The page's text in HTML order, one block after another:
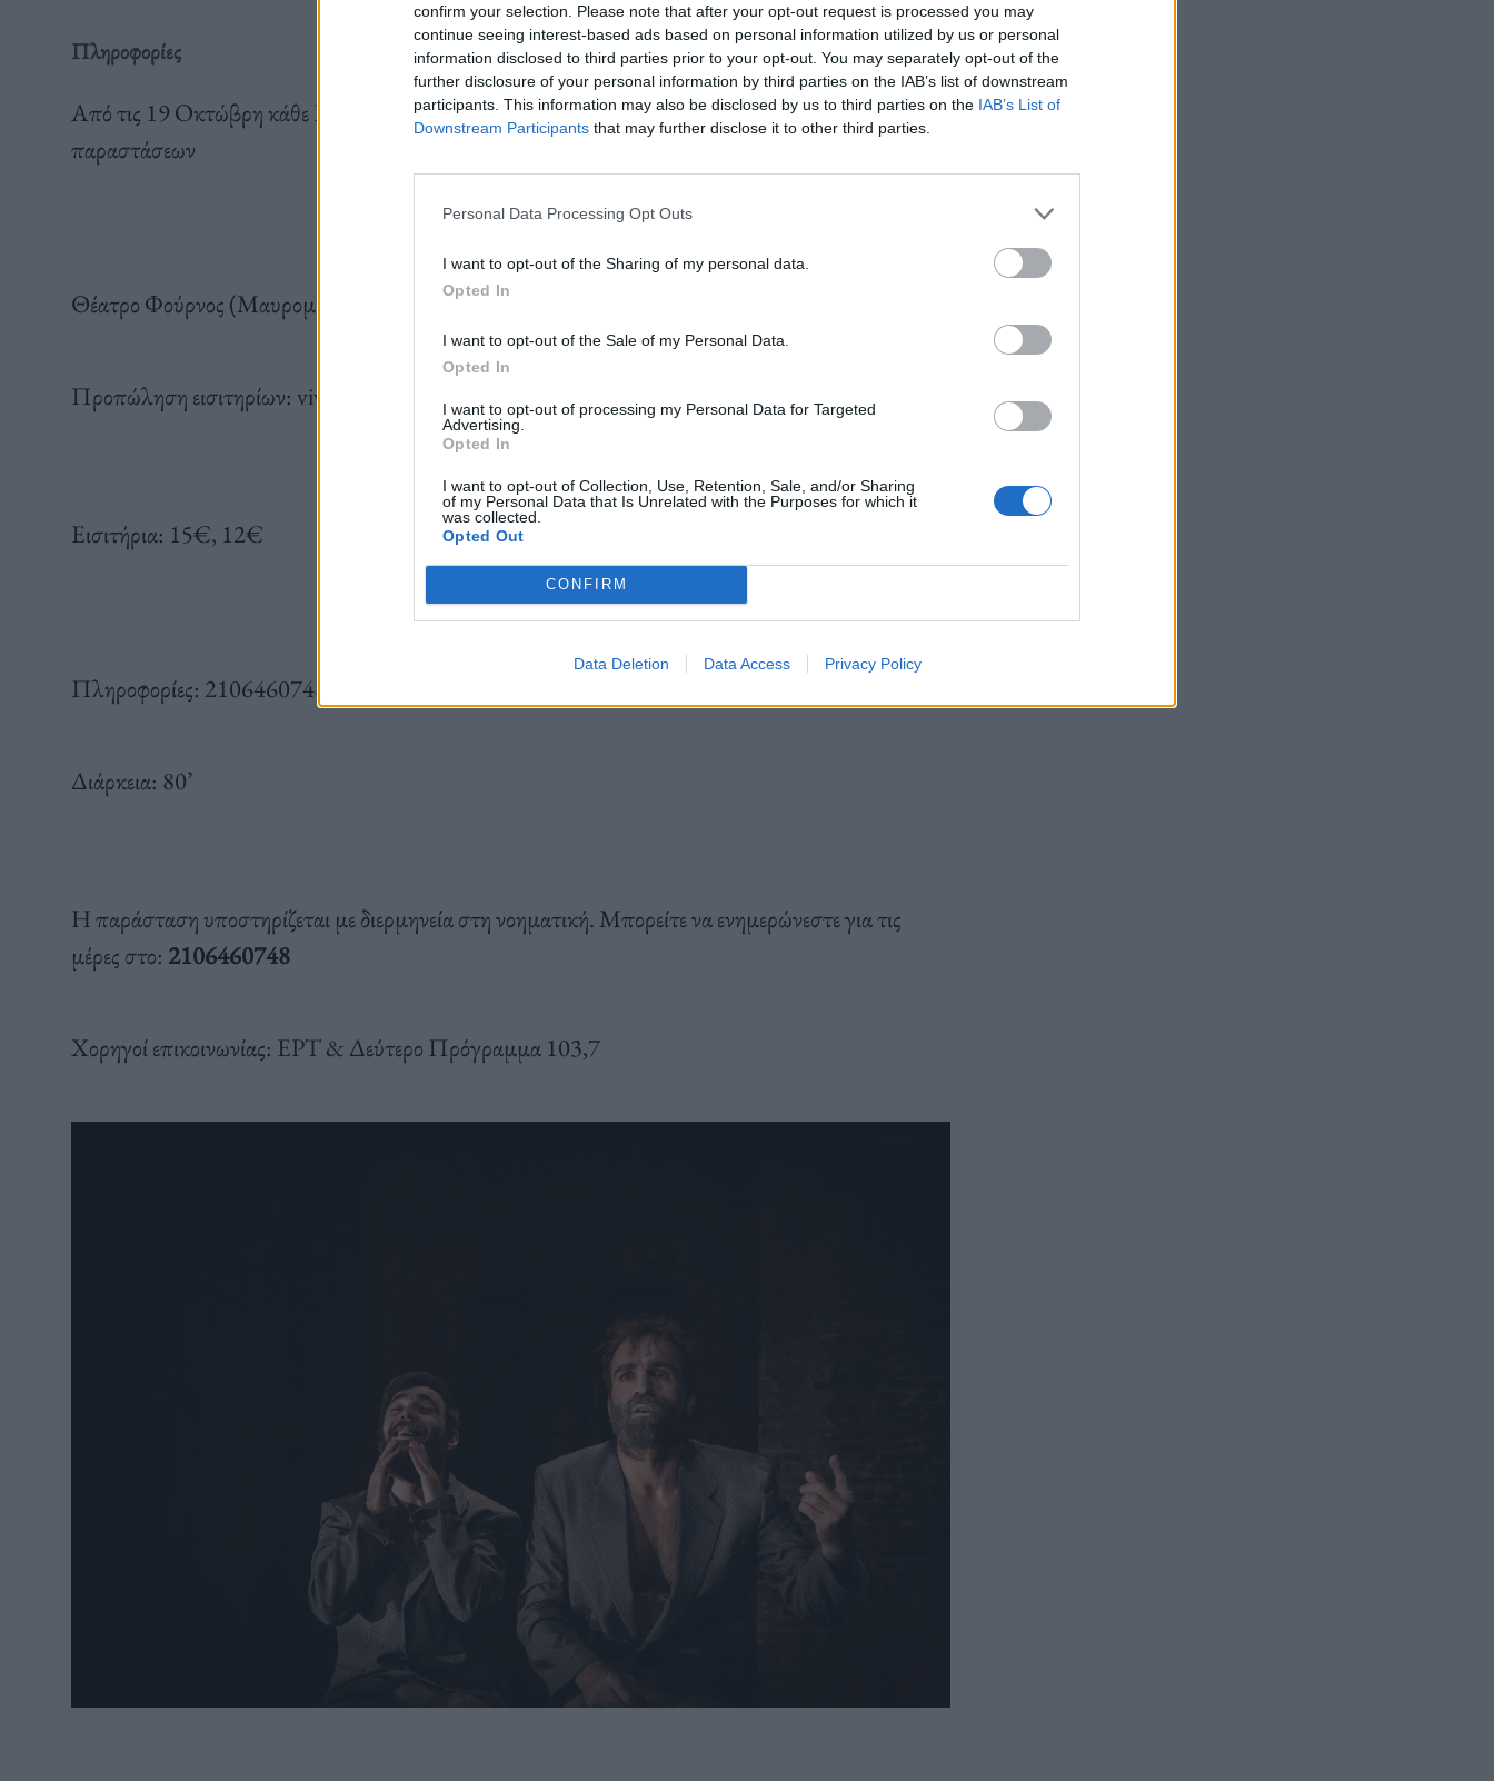
confirm your selection. Please note that after your opt-out request is processed you may
continue seeing interest-based ads based on personal information utilized by us or personal
information disclosed to third parties prior to your opt-out. You may separately opt-out of the
further disclosure of your personal information by third parties on the IAB’s list of downstream
participants. This information may also be disclosed by us to third parties on the IAB’s List of
Downstream Participants that may further disclose it to other third parties.
Personal Data Processing Opt Outs
I want to opt-out of the Sharing of my personal data.
Opted In
I want to opt-out of the Sale of my Personal Data.
Opted In
I want to opt-out of processing my Personal Data for Targeted
Advertising.
Opted In
I want to opt-out of Collection, Use, Retention, Sale, and/or Sharing
of my Personal Data that Is Unrelated with the Purposes for which it
was collected.
Opted Out
CONFIRM
Data Deletion Data Access Privacy Policy
Πληροφορίες
Από τις 19 Οκτώβρη κάθε Πέμπτη και Παρασκευή στις 21:00 για περιορισμένο αριθμό
παραστάσεων
Θέατρο Φούρνος (Μαυρομιχάλη 168, Αθήνα)
Προπώληση εισιτηρίων: viva.gr & more.gr
Εισιτήρια: 15€, 12€
Πληροφορίες: 2106460748
Διάρκεια: 80’
Η παράσταση υποστηρίζεται με διερμηνεία στη νοηματική. Μπορείτε να ενημερώνεστε για τις
μέρες στο: 2106460748
Χορηγοί επικοινωνίας: ΕΡΤ & Δεύτερο Πρόγραμμα 103,7